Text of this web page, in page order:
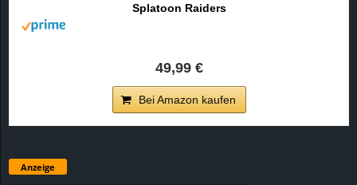
Splatoon Raiders
49,99 €
Bei Amazon kaufen
Anzeige